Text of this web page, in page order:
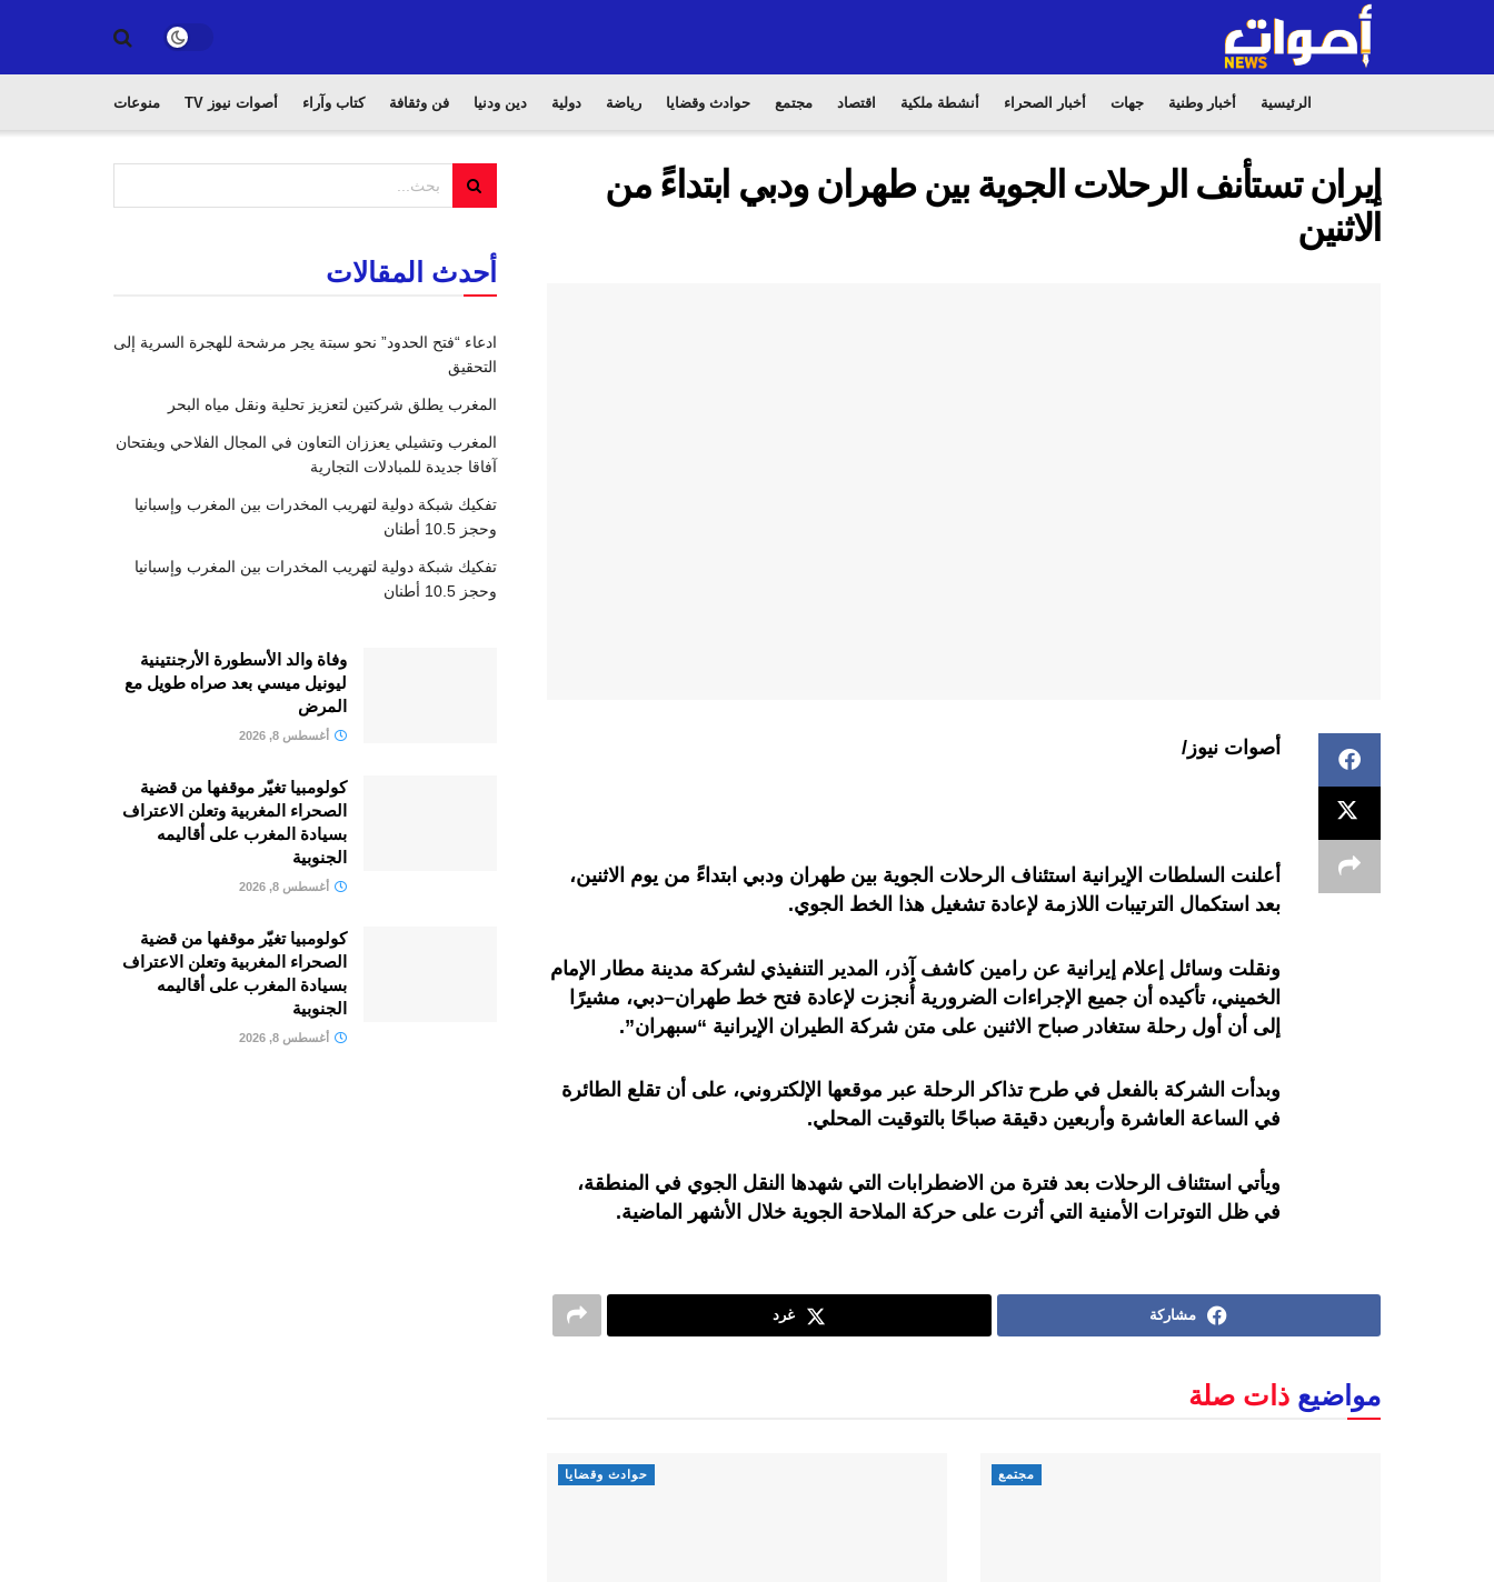
الرئيسية أخبار وطنية جهات أخبار الصحراء أنشطة ملكية اقتصاد مجتمع حوادث وقضايا رياضة دولية دين ودنيا فن وثقافة كتاب وآراء أصوات نيوز TV منوعات
إيران تستأنف الرحلات الجوية بين طهران ودبي ابتداءً من
الاثنين
أصوات نيوز/
أعلنت السلطات الإيرانية استئناف الرحلات الجوية بين طهران ودبي ابتداءً من يوم الاثنين،
بعد استكمال الترتيبات اللازمة لإعادة تشغيل هذا الخط الجوي.
ونقلت وسائل إعلام إيرانية عن رامين كاشف آذر، المدير التنفيذي لشركة مدينة مطار الإمام
الخميني، تأكيده أن جميع الإجراءات الضرورية أُنجزت لإعادة فتح خط طهران–دبي، مشيرًا
إلى أن أول رحلة ستغادر صباح الاثنين على متن شركة الطيران الإيرانية “سبهران”.
وبدأت الشركة بالفعل في طرح تذاكر الرحلة عبر موقعها الإلكتروني، على أن تقلع الطائرة
في الساعة العاشرة وأربعين دقيقة صباحًا بالتوقيت المحلي.
ويأتي استئناف الرحلات بعد فترة من الاضطرابات التي شهدها النقل الجوي في المنطقة،
في ظل التوترات الأمنية التي أثرت على حركة الملاحة الجوية خلال الأشهر الماضية.
مشاركة غرد
مواضيع ذات صلة
مجتمع حوادث وقضايا
أحدث المقالات
ادعاء “فتح الحدود” نحو سبتة يجر مرشحة للهجرة السرية إلى
التحقيق
المغرب يطلق شركتين لتعزيز تحلية ونقل مياه البحر
المغرب وتشيلي يعززان التعاون في المجال الفلاحي ويفتحان
آفاقا جديدة للمبادلات التجارية
تفكيك شبكة دولية لتهريب المخدرات بين المغرب وإسبانيا
وحجز 10.5 أطنان
تفكيك شبكة دولية لتهريب المخدرات بين المغرب وإسبانيا
وحجز 10.5 أطنان
وفاة والد الأسطورة الأرجنتينية
ليونيل ميسي بعد صراه طويل مع
المرض
أغسطس 8, 2026
كولومبيا تغيّر موقفها من قضية
الصحراء المغربية وتعلن الاعتراف
بسيادة المغرب على أقاليمه
الجنوبية
أغسطس 8, 2026
كولومبيا تغيّر موقفها من قضية
الصحراء المغربية وتعلن الاعتراف
بسيادة المغرب على أقاليمه
الجنوبية
أغسطس 8, 2026